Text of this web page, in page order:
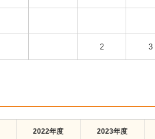
2 3
2022年度
2023年度